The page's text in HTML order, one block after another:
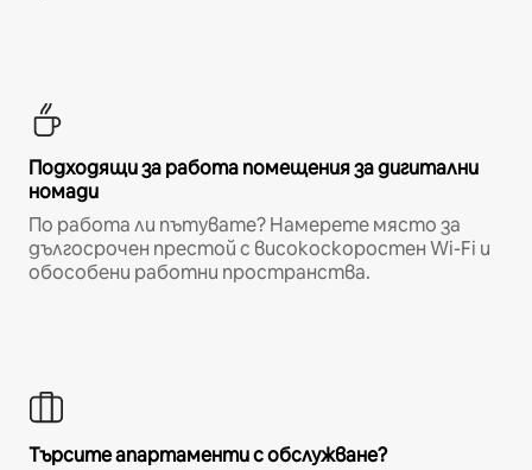
Подходящи за работа помещения за дигитални
номади
По работа ли пътувате? Намерете място за
дългосрочен престой с високоскоростен Wi-Fi и
обособени работни пространства.
Търсите апартаменти с обслужване?